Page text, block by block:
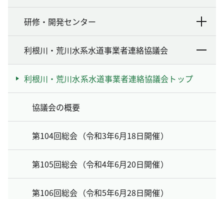
研修・開発センター
利根川・荒川水系水道事業者連絡協議会
利根川・荒川水系水道事業者連絡協議会トップ
協議会の概要
第104回総会（令和3年6月18日開催）
第105回総会（令和4年6月20日開催）
第106回総会（令和5年6月28日開催）